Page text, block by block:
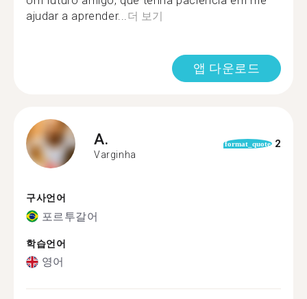
ajudar a aprender...더 보기
앱 다운로드
A.
Varginha
format_quote 2
구사언어
포르투갈어
학습언어
영어